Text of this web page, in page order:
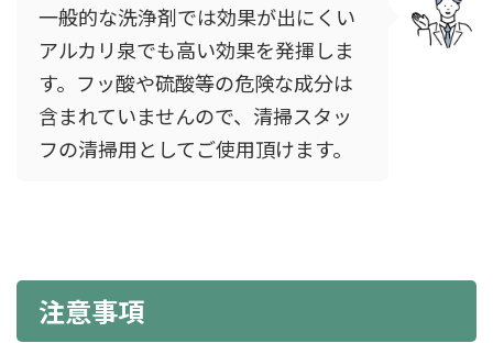
一般的な洗浄剤では効果が出にくい
アルカリ泉でも高い効果を発揮しま
す。フッ酸や硫酸等の危険な成分は
含まれていませんので、清掃スタッ
フの清掃用としてご使用頂けます。
注意事項